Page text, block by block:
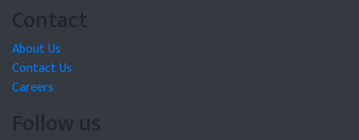
Contact
About Us
Contact Us
Careers
Follow us